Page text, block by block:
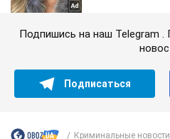
Подпишись на наш Telegram
Подписаться
Криминальные новости